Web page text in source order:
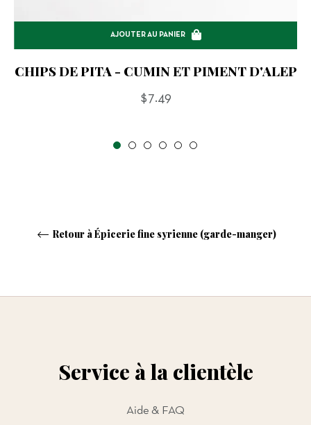
AJOUTER AU PANIER
CHIPS DE PITA - CUMIN ET PIMENT D'ALEP
Prix
$7.49
Retour à Épicerie fine syrienne (garde-manger)
Service à la clientèle
Aide & FAQ